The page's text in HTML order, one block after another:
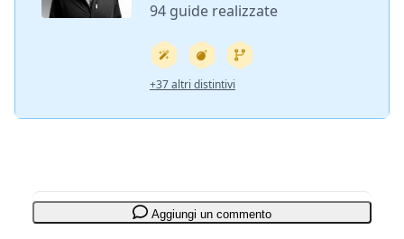
94 guide realizzate
+37 altri distintivi
Aggiungi un commento